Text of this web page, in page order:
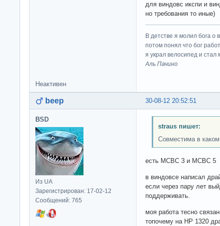
для виндовс икспи и
но требования то иные)
В детстве я молил бога о
потом понял что бог
я украл велосипед и стал
Аль Пачино
Неактивен
30-08-12 20:52:51
beep
BSD
Из UA
Зарегистрирован: 17-02-12
Сообщений: 765
straus пишет:
Совместима в
есть МСВС 3 и МСВС 5
в виндовсе написал
если через пару лет
поддерживать.
моя работа тесно
топочему на НР 1320